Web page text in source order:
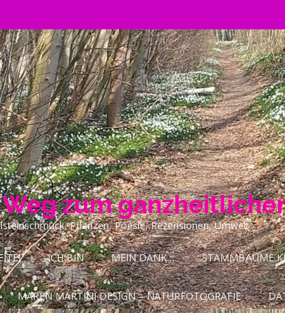
zum
Pflanzen, Poesie, Rezensionen, Umwelt
ICH BIN MEIN DANK… STAMMBÄUME
MAREN MARTINI DESIGN – NATURFOTOGRAFIE